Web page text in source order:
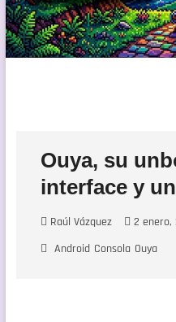
Ouya, su
interface y
Raúl Vázquez
2 enero,
Android Consola Ouya